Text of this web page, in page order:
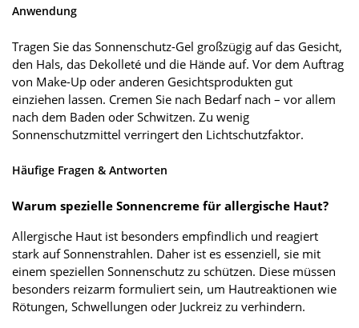
Anwendung
Tragen Sie das Sonnenschutz-Gel großzügig auf das Gesicht,
den Hals, das Dekolleté und die Hände auf. Vor dem Auftrag
von Make-Up oder anderen Gesichtsprodukten gut
einziehen lassen. Cremen Sie nach Bedarf nach – vor allem
nach dem Baden oder Schwitzen. Zu wenig
Sonnenschutzmittel verringert den Lichtschutzfaktor.
Häufige Fragen & Antworten
Warum spezielle Sonnencreme für allergische Haut?
Allergische Haut ist besonders empfindlich und reagiert
stark auf Sonnenstrahlen. Daher ist es essenziell, sie mit
einem speziellen Sonnenschutz zu schützen. Diese müssen
besonders reizarm formuliert sein, um Hautreaktionen wie
Rötungen, Schwellungen oder Juckreiz zu verhindern.